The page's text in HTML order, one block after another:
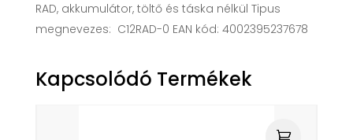
RAD, akkumulátor, töltő és táska nélkül Tipus
megnevezes: C12RAD-0 EAN kód: 4002395237678
Kapcsolódó Termékek